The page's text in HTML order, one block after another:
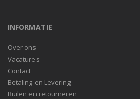
INFORMATIE
Over ons
Vacatures
Contact
Betaling en Levering
Ruilen en retourneren